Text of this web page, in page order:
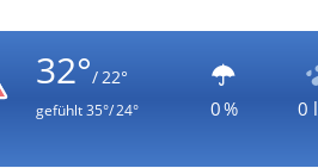
32°/ 22°
gefühlt35°/ 24° 0 % 0